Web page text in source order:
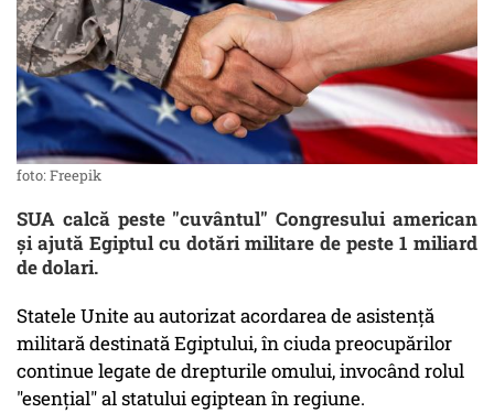
foto: Freepik
SUA calcă peste "cuvântul" Congresului american
și ajută Egiptul cu dotări militare de peste 1 miliard
de dolari.
Statele Unite au autorizat acordarea de asistență
militară destinată Egiptului, în ciuda preocupărilor
continue legate de drepturile omului, invocând rolul
"esențial" al statului egiptean în regiune.